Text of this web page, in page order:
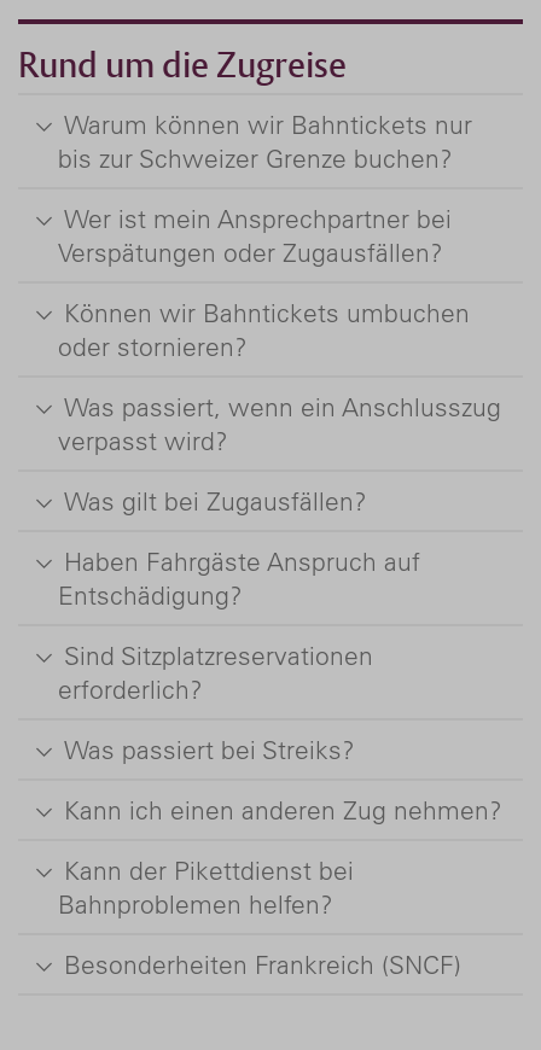
Rund um die Zugreise
Warum können wir Bahntickets nur
bis zur Schweizer Grenze buchen?
Wer ist mein Ansprechpartner bei
Verspätungen oder Zugausfällen?
Können wir Bahntickets umbuchen
oder stornieren?
Was passiert, wenn ein Anschlusszug
verpasst wird?
Was gilt bei Zugausfällen?
Haben Fahrgäste Anspruch auf
Entschädigung?
Sind Sitzplatzreservationen
erforderlich?
Was passiert bei Streiks?
Kann ich einen anderen Zug nehmen?
Kann der Pikettdienst bei
Bahnproblemen helfen?
Besonderheiten Frankreich (SNCF)